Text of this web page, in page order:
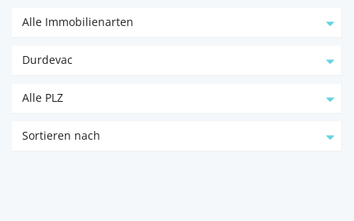
Alle Immobilienarten
Durdevac
Alle PLZ
Sortieren nach